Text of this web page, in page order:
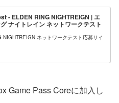
- ELDEN RING NIGHTREIGN | エ
ナイトレイン ネットワークテスト
NIGHTREIGN ネットワークテスト応募サイ
Game Pass Coreに加入し